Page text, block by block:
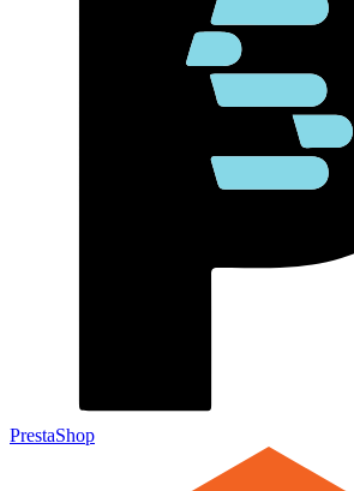
PrestaShop